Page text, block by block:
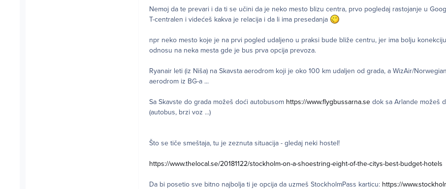
Nemoj da te prevari i da ti se učini da je neko mesto blizu centra, prvo pogledaj rastojanje u
T-centralen i videćeš kakva je relacija i da li ima presedanja
npr neko mesto koje je na prvi pogled udaljeno u praksi bude bliže centru, jer ima bolju
odnosu na neka mesta gde je bus prva opcija prevoza.
Ryanair leti (iz Niša) na Skavsta aerodrom koji je oko 100 km udaljen od grada, a WizAir/
aerodrom iz BG-a ...
Sa Skavste do grada možeš doći autobusom https://www.flygbussarna.se dok sa Arlande možeš
(autobus, brzi voz ...)
Što se tiče smeštaja, tu je zeznuta situacija - gledaj neki hostel!
https://www.thelocal.se/20181122/stockholm-on-a-shoestring-eight-of-the-citys-best-budget-hotels
Da bi posetio sve bitno najbolja ti je opcija da uzmeš StockholmPass karticu: https://